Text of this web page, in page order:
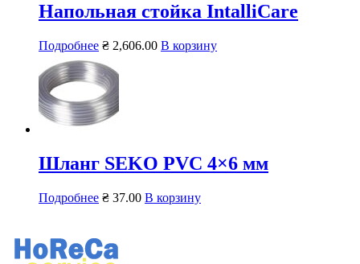
Напольная стойка IntalliCare
Подробнее ₴ 2,606.00 В корзину
Шланг SEKO PVC 4×6 мм
Подробнее ₴ 37.00 В корзину